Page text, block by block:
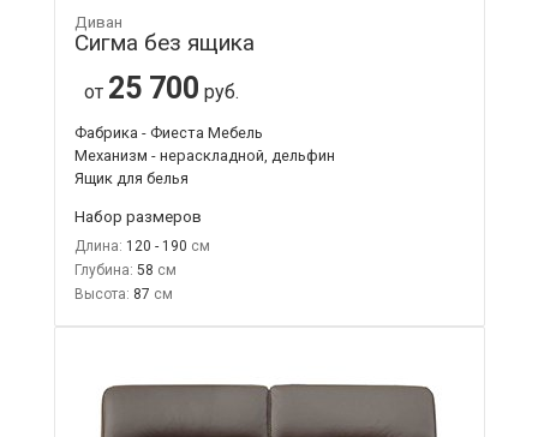
Диван
Сигма без ящика
от 25 700 руб.
Фабрика - Фиеста Мебель
Механизм - нераскладной, дельфин
Ящик для белья
Набор размеров
Длина: 120 - 190
Глубина: 58
Высота: 87